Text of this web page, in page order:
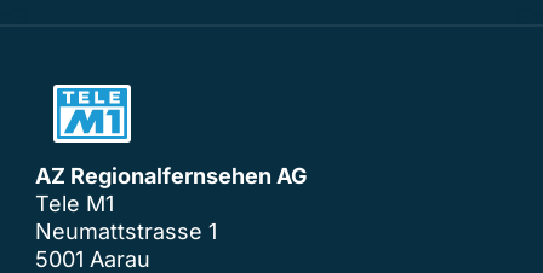
AZ Regionalfernsehen AG
Tele M1
Neumattstrasse 1
5001 Aarau